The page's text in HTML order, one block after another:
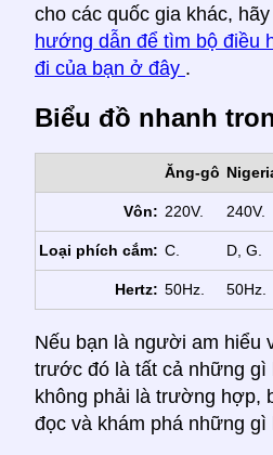
cho các quốc gia khác,
hướng dẫn để tìm bộ điều
đi của bạn ở đây .
Biểu đồ nhanh
Ăng-gô
Vôn: 220V. 240V.
Loại phích cắm: C. D, G.
Hertz: 50Hz. 50Hz.
Nếu bạn là người am hiểu
trước đó là tất cả những gì
không phải là trường hợp,
đọc và khám phá những gì